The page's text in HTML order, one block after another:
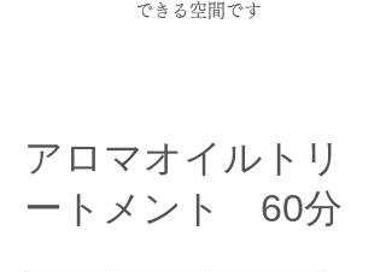
できる空間です
アロマオイルトリ
ートメント 60分